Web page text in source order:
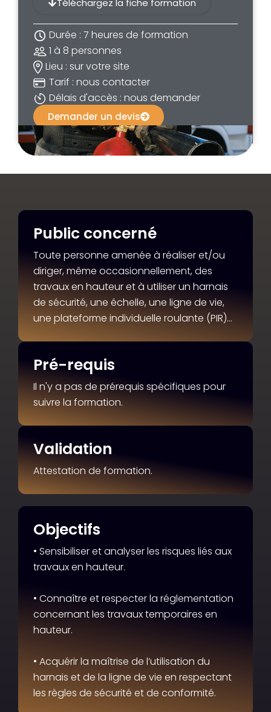
Téléchargez la fiche formation
Durée : 7 heures de formation
1 à 8 personnes
Lieu : sur votre site
Tarif : nous contacter
Délais d'accès : nous demander
Demander un devis
Public concerné
Toute personne amenée à réaliser et/ou
diriger, même occasionnellement, des
travaux en hauteur et à utiliser un harnais
de sécurité, une échelle, une ligne de vie,
une plateforme individuelle roulante (PIR)…
Pré-requis
Il n'y a pas de prérequis spécifiques pour
suivre la formation.
Validation
Attestation de formation.
Objectifs
• Sensibiliser et analyser les risques liés aux
travaux en hauteur.
• Connaître et respecter la réglementation
concernant les travaux temporaires en
hauteur.
• Acquérir la maîtrise de l’utilisation du
harnais et de la ligne de vie en respectant
les règles de sécurité et de conformité.